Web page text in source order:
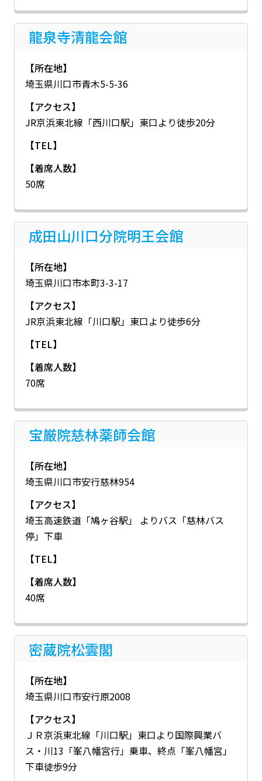
龍泉寺清龍会館
【所在地】
埼玉県川口市青木5-5-36
【アクセス】
JR京浜東北線「西川口駅」東口より徒歩20分
【TEL】
【着席人数】
50席
成田山川口分院明王会館
【所在地】
埼玉県川口市本町3-3-17
【アクセス】
JR京浜東北線「川口駅」東口より徒歩6分
【TEL】
【着席人数】
70席
宝厳院慈林薬師会館
【所在地】
埼玉県川口市安行慈林954
【アクセス】
埼玉高速鉄道「鳩ヶ谷駅」 よりバス「慈林バス
停」下車
【TEL】
【着席人数】
40席
密蔵院松雲閣
【所在地】
埼玉県川口市安行原2008
【アクセス】
ＪＲ京浜東北線「川口駅」東口より国際興業バ
ス・川13「峯八幡宮行」乗車、終点「峯八幡宮」
下車徒歩9分